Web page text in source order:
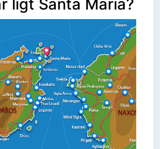
ligt Santa Maria?